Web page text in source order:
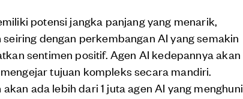
potensi jangka panjang yang menarik,
dengan perkembangan AI yang semakin
sentimen positif. Agen AI kedepannya akan
tujuan kompleks secara mandiri.
ada lebih dari 1 juta agen AI yang menghuni